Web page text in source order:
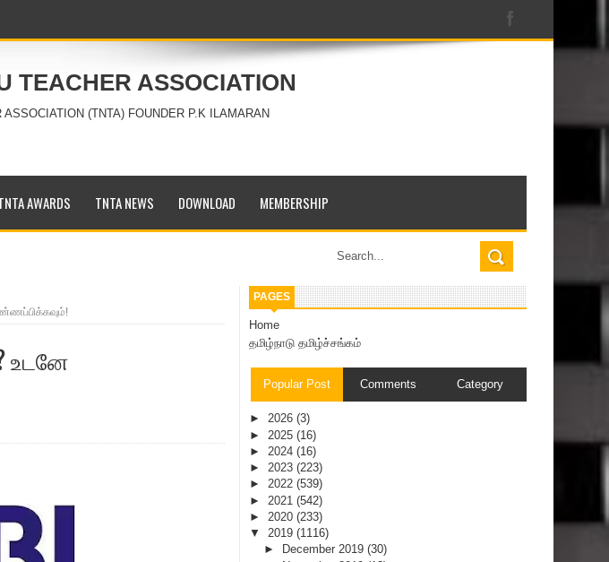
TEACHER ASSOCIATION
(TNTA) FOUNDER P.K ILAMARAN
AWARDS TNTA NEWS DOWNLOAD MEMBERSHIP
உடனே
PAGES
Home
தமிழ்நாடு தமிழ்ச்சங்கம்
Popular Post Comments Category
► 2026 (3)
► 2025 (16)
► 2024 (16)
► 2023 (223)
► 2022 (539)
► 2021 (542)
► 2020 (233)
▼ 2019 (1116)
►
December 2019 (30)